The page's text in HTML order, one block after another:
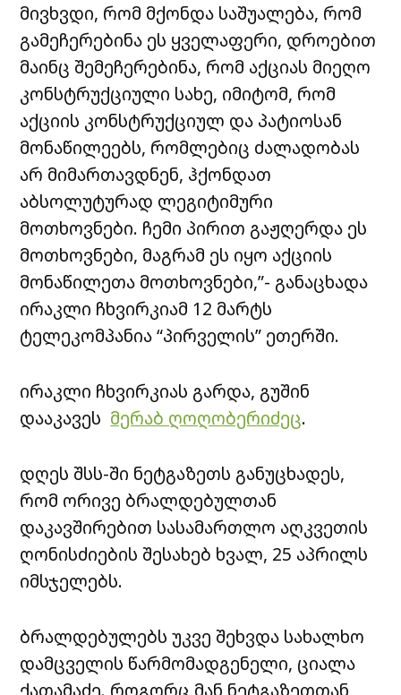
მივხვდი, რომ მქონდა საშუალება, რომ
გამეჩერებინა ეს ყველაფერი, დროებით
მაინც შემეჩერებინა, რომ აქციას მიეღო
კონსტრუქციული სახე, იმიტომ, რომ
აქციის კონსტრუქციულ და პატიოსან
მონაწილეებს, რომლებიც ძალადობას
არ მიმართავდნენ, ჰქონდათ
აბსოლუტურად ლეგიტიმური
მოთხოვნები. ჩემი პირით გაჟღერდა ეს
მოთხოვნები, მაგრამ ეს იყო აქციის
მონაწილეთა მოთხოვნები,”- განაცხადა
ირაკლი ჩხვირკიამ 12 მარტს
ტელეკომპანია “პირველის” ეთერში.
ირაკლი ჩხვირკიას გარდა, გუშინ
დააკავეს მერაბ ღოღობერიძეც.
დღეს შსს-ში ნეტგაზეთს განუცხადეს,
რომ ორივე ბრალდებულთან
დაკავშირებით სასამართლო აღკვეთის
ღონისძიების შესახებ ხვალ, 25 აპრილს
იმსჯელებს.
ბრალდებულებს უკვე შეხვდა სახალხო
დამცველის წარმომადგენელი, ციალა